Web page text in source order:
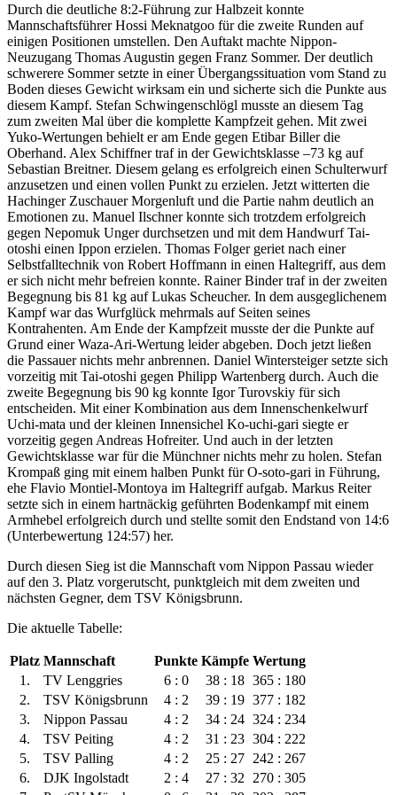
Durch die deutliche 8:2-Führung zur Halbzeit konnte
Mannschaftsführer Hossi Meknatgoo für die zweite Runden auf
einigen Positionen umstellen. Den Auftakt machte Nippon-
Neuzugang Thomas Augustin gegen Franz Sommer. Der deutlich
schwerere Sommer setzte in einer Übergangssituation vom Stand zu
Boden dieses Gewicht wirksam ein und sicherte sich die Punkte aus
diesem Kampf. Stefan Schwingenschlögl musste an diesem Tag
zum zweiten Mal über die komplette Kampfzeit gehen. Mit zwei
Yuko-Wertungen behielt er am Ende gegen Etibar Biller die
Oberhand. Alex Schiffner traf in der Gewichtsklasse –73 kg auf
Sebastian Breitner. Diesem gelang es erfolgreich einen Schulterwurf
anzusetzen und einen vollen Punkt zu erzielen. Jetzt witterten die
Hachinger Zuschauer Morgenluft und die Partie nahm deutlich an
Emotionen zu. Manuel Ilschner konnte sich trotzdem erfolgreich
gegen Nepomuk Unger durchsetzen und mit dem Handwurf Tai-
otoshi einen Ippon erzielen. Thomas Folger geriet nach einer
Selbstfalltechnik von Robert Hoffmann in einen Haltegriff, aus dem
er sich nicht mehr befreien konnte. Rainer Binder traf in der zweiten
Begegnung bis 81 kg auf Lukas Scheucher. In dem ausgeglichenem
Kampf war das Wurfglück mehrmals auf Seiten seines
Kontrahenten. Am Ende der Kampfzeit musste der die Punkte auf
Grund einer Waza-Ari-Wertung leider abgeben. Doch jetzt ließen
die Passauer nichts mehr anbrennen. Daniel Wintersteiger setzte sich
vorzeitig mit Tai-otoshi gegen Philipp Wartenberg durch. Auch die
zweite Begegnung bis 90 kg konnte Igor Turovskiy für sich
entscheiden. Mit einer Kombination aus dem Innenschenkelwurf
Uchi-mata und der kleinen Innensichel Ko-uchi-gari siegte er
vorzeitig gegen Andreas Hofreiter. Und auch in der letzten
Gewichtsklasse war für die Münchner nichts mehr zu holen. Stefan
Krompaß ging mit einem halben Punkt für O-soto-gari in Führung,
ehe Flavio Montiel-Montoya im Haltegriff aufgab. Markus Reiter
setzte sich in einem hartnäckig geführten Bodenkampf mit einem
Armhebel erfolgreich durch und stellte somit den Endstand von 14:6
(Unterbewertung 124:57) her.
Durch diesen Sieg ist die Mannschaft vom Nippon Passau wieder
auf den 3. Platz vorgerutscht, punktgleich mit dem zweiten und
nächsten Gegner, dem TSV Königsbrunn.
Die aktuelle Tabelle:
Platz Mannschaft Punkte Kämpfe Wertung
1.
TV Lenggries 6 : 0 38 : 18 365 : 180
2.
TSV Königsbrunn 4 : 2 39 : 19 377 : 182
3.
Nippon Passau 4 : 2 34 : 24 324 : 234
4.
TSV Peiting 4 : 2 31 : 23 304 : 222
5.
TSV Palling 4 : 2 25 : 27 242 : 267
6.
DJK Ingolstadt 2 : 4 27 : 32
270 : 305